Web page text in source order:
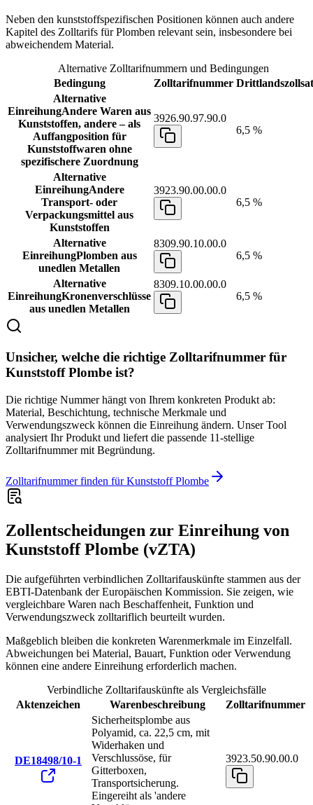
Neben den kunststoffspezifischen Positionen können auch andere
Kapitel des Zolltarifs für Plomben relevant sein, insbesondere bei
abweichendem Material.
Alternative Zolltarifnummern und Bedingungen
Bedingung
Zolltarifnummer
Alternative
EinreihungAndere Waren aus
Kunststoffen, andere – als
Auffangposition für
Kunststoffwaren ohne
spezifischere Zuordnung
3926.90.97.90.0
6,5 %
Alternative
EinreihungAndere
Transport- oder
Verpackungsmittel aus
Kunststoffen
3923.90.00.00.0
6,5 %
Alternative
EinreihungPlomben aus
unedlen Metallen
8309.90.10.00.0
6,5 %
Alternative
EinreihungKronenverschlüsse
aus unedlen Metallen
8309.10.00.00.0
6,5 %
Unsicher, welche die richtige Zolltarifnummer für
Kunststoff Plombe ist?
Die richtige Nummer hängt von Ihrem konkreten Produkt ab:
Material, Beschichtung, technische Merkmale und
Verwendungszweck können die Einreihung ändern. Unser Tool
analysiert Ihr Produkt und liefert die passende 11-stellige
Zolltarifnummer mit Begründung.
Zolltarifnummer finden für Kunststoff Plombe
Zollentscheidungen zur Einreihung von
Kunststoff Plombe (vZTA)
Die aufgeführten verbindlichen Zolltarifauskünfte stammen aus der
EBTI-Datenbank der Europäischen Kommission. Sie zeigen, wie
vergleichbare Waren nach Beschaffenheit, Funktion und
Verwendungszweck zolltariflich beurteilt wurden.
Maßgeblich bleiben die konkreten Warenmerkmale im Einzelfall.
Abweichungen bei Material, Bauart, Funktion oder Verwendung
können eine andere Einreihung erforderlich machen.
Verbindliche Zolltarifauskünfte als Vergleichsfälle
Aktenzeichen
Warenbeschreibung Zolltarifnummer
DE18498/10-1
Sicherheitsplombe aus
Polyamid, ca. 22,5 cm, mit
Widerhaken und
Verschlussöse, für
Gitterboxen,
Transportsicherung.
Eingereiht als 'andere
3923.50.90.00.0